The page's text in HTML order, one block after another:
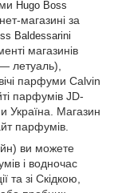
Hugo Boss
магазині за
Baldessarini
магазинів
летуаль),
парфуми Calvin
парфумів JD-
Україна. Магазин
парфумів.
ви можете
і водночас
та зі Скідкою,